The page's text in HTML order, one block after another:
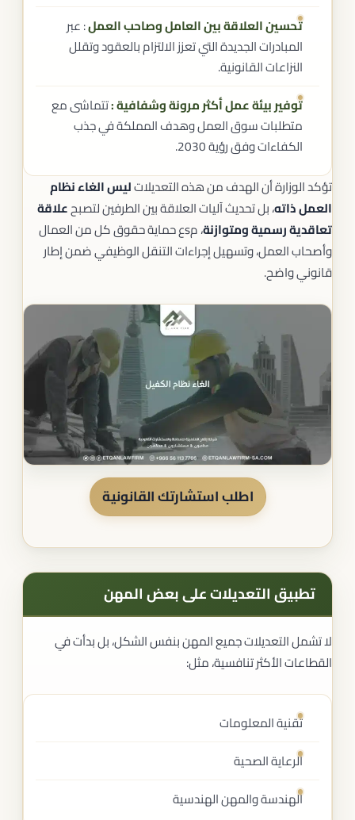
تحسين العلاقة بين العامل وصاحب العمل: عبر
المبادرات الجديدة التي تعزز الالتزام بالعقود وتقلل
النزاعات القانونية.
توفير بيئة عمل أكثر مرونة وشفافية :تتماشى مع
متطلبات سوق العمل وهدف المملكة في جذب
الكفاءات وفق رؤية 2030.
تؤكد الوزارة أن الهدف من هذه التعديلاتليس الغاء نظام
العمل ذاته، بل تحديث آليات العلاقة بين الطرفين لتصبحعلاقة
تعاقدية رسمية ومتوازنة
، مsع حماية حقوق كل من العمال
وأصحاب العمل، وتسهيل إجراءات التنقل الوظيفي ضمن إطار
قانوني واضح.
اطلب استشارتك القانونية
تطبيق التعديلات على بعض المهن
لا تشمل التعديلات جميع المهن بنفس الشكل، بل بدأت في
القطاعات الأكثر تنافسية، مثل:
تقنية المعلومات
الرعاية الصحية
الهندسة والمهن الهندسية